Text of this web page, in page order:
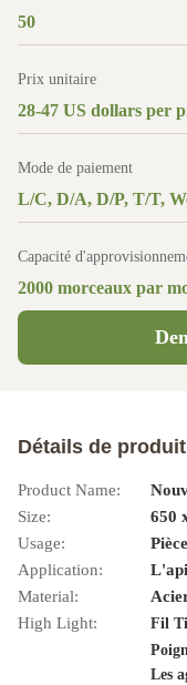
50
Prix unitaire
28-47 US dollars per
Mode de paiement
L/C, D/A, D/P, T/T,
Capacité
2000 morceaux par
Détails de produit
Product Name:
Size:
650
Usage:
Application:
Material:
High Light:
Fil
Les